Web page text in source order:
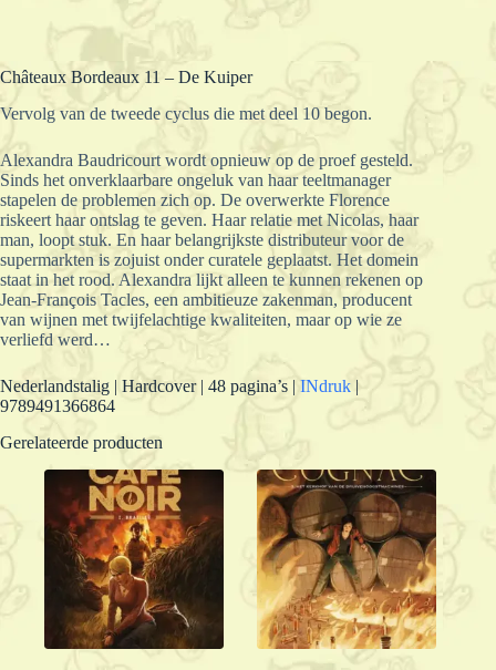
Châteaux Bordeaux 11 – De Kuiper
Vervolg van de tweede cyclus die met deel 10 begon.
Alexandra Baudricourt wordt opnieuw op de proef gesteld.
Sinds het onverklaarbare ongeluk van haar teeltmanager
stapelen de problemen zich op. De overwerkte Florence
riskeert haar ontslag te geven. Haar relatie met Nicolas, haar
man, loopt stuk. En haar belangrijkste distributeur voor de
supermarkten is zojuist onder curatele geplaatst. Het domein
staat in het rood. Alexandra lijkt alleen te kunnen rekenen op
Jean-François Tacles, een ambitieuze zakenman, producent
van wijnen met twijfelachtige kwaliteiten, maar op wie ze
verliefd werd…
Nederlandstalig | Hardcover | 48 pagina’s | INdruk |
9789491366864
Gerelateerde producten